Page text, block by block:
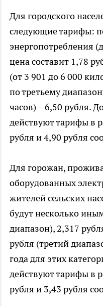
Для городского
следующие тарифы:
энергопотребления
цена составит 1,78
(от 3 901 до 6 000
по третьему
часов) – 6,50 рубля.
действуют тарифы в
рубля и 4,90 рубля
Для горожан,
оборудованных
жителей сельских
будут несколько
диапазон), 2,317
рубля (третий
года для этих
действуют тарифы в
рубля и 3,43 рубля